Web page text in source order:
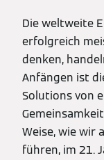
Die weltweite
erfolgreich
denken,
Anfängen ist
Solutions von
Weise, wie wir
führen, im 21.